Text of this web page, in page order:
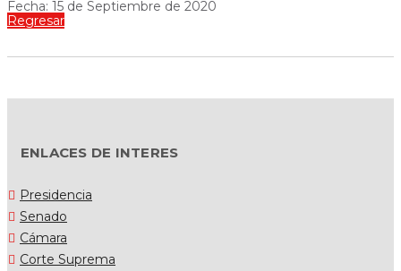
Fecha: 15 de Septiembre de 2020
Regresar
ENLACES DE INTERES
Presidencia
Senado
Cámara
Corte Suprema